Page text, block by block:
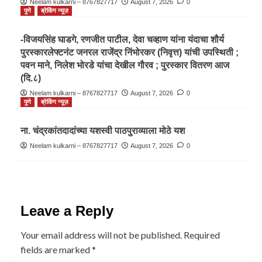
Neelam kulkarni – 8767827717 August 7, 2026
0
पुणे
ब्रेकिंग न्यूज़
-विजयसिंह घाडगे, रणजीत पाटील, देवा चव्हाण यांना यंदाचा शौर्य
पुरस्कारलेफ्टनंट जनरल राजेंद्र निंभोरकर (निवृत्त) यांची उपस्थिती ;
पवन माने, निलेश भोरडे यांचा देखील गौरव ; पुरस्कार वितरण आज
(दि.८)
Neelam kulkarni – 8767827717 August 7, 2026
0
पुणे
ब्रेकिंग न्यूज़
ना. चंद्रकांतदादांच्या यशस्वी पाठपुराव्याला मोठे यश
Neelam kulkarni – 8767827717 August 7, 2026 0
Leave a Reply
Your email address will not be published. Required
fields are marked*